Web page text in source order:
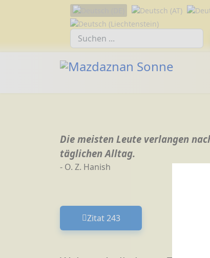
Sprache auswählen
Suchfeld
Die meisten Leute verlangen
täglichen Alltag.
- O. Z. Hanish
Vorheriger Beitrag: Zitat 243
Zitat 243